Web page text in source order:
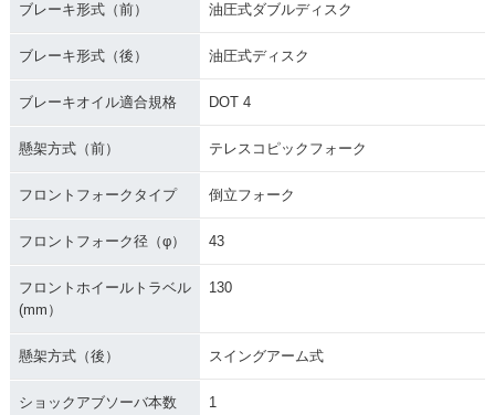
ブレーキ形式（前） 油圧式ダブルディスク
ブレーキ形式（後） 油圧式ディスク
ブレーキオイル適合規格 DOT 4
懸架方式（前） テレスコピックフォーク
フロントフォークタイプ 倒立フォーク
フロントフォーク径（φ） 43
フロントホイールトラベル
(mm）
130
懸架方式（後） スイングアーム式
ショックアブソーバ本数
1